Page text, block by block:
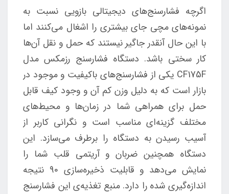
اگرچه فشارسنج‌های دیجیتالی بازویی نسبت به
نمونه‌های مچی جای بیشتری را اشغال می‌کنند اما
با این حال آنقدر جاگیر نیستند که حمل و نقل آن‌ها
کار سختی باشد. دستگاه فشارسنج رزمکس مدل
CF175F یکی از فشارسنج‌های باکیفیت و موجود در
بازار است که به دلیل وزن کم آن و وجود کیف قابل
حمل برای همراهی شما در زمان‌ها و محیط‌های
مختلف گزینه‌ای مناسب است و نگرانی کاربر از
آسیب رسیدن به دستگاه را برطرف می‌سازد. این
دستگاه همچنین ضربان و آریتمی قلب شما را
نمایش می‌دهد و قابلیت ذخیره‌سازی 90 نتیجه
اندازه‌گیری شده را دارد. منبع تغذیه‌ی این فشارسنج